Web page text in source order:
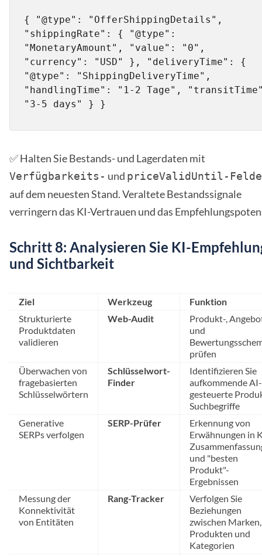
{ "@type": "OfferShippingDetails",
"shippingRate": { "@type":
"MonetaryAmount", "value": "0",
"currency": "USD" }, "deliveryTime": {
"@type": "ShippingDeliveryTime",
"handlingTime": "1-2 Tage",
"3-5 days" } }
✅ Halten Sie Bestands- und Lagerdaten mit
Verfügbarkeits- und priceValidUntil-
auf dem neuesten Stand. Veraltete Bestandssignale
verringern das KI-Vertrauen und das
Schritt 8: Analysieren Sie KI-
und Sichtbarkeit
Ziel Werkzeug
Funktion
Strukturierte
Produktdaten
validieren
Web-Audit
Produkt-,
und
prüfen
Überwachen von
fragebasierten
Schlüsselwörtern
Schlüsselwort-
Finder
Identifizieren Sie
aufkommende AI-
gesteuerte
Suchbegriffe
Generative
SERPs verfolgen
SERP-Prüfer
Erkennung von
Erwähnungen in
und "besten
Produkt"-
Ergebnissen
Messung der
Konnektivität
von Entitäten
Rang-Tracker
Verfolgen Sie
Beziehungen
zwischen Marken,
Produkten und
Kategorien